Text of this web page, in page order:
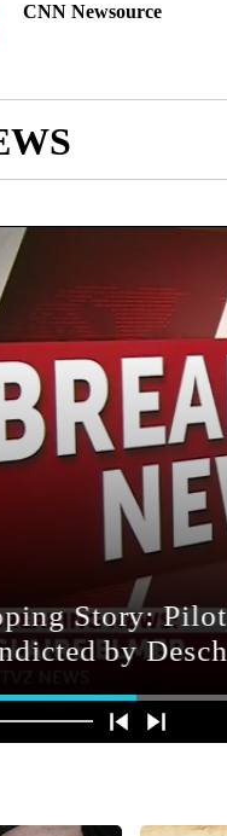
CNN Newsource